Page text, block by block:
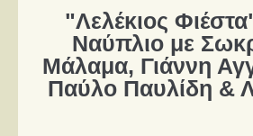
Ραπόρτο
Live & Συναυλίες
Θέατρο
"Λελέκιος
Ναύπλιο με
Μάλαμα, Γιάννη
Παύλο Παυλίδη &